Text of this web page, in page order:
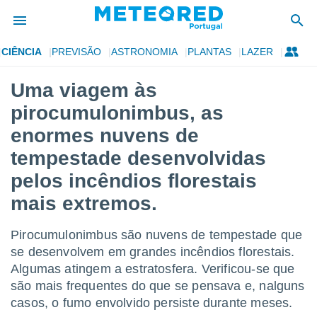
foi
para
as
fornecidas
a este
e
CIÊNCIA PREVISÃO ASTRONOMIA PLANTAS LAZER
Uma viagem às
pirocumulonimbus, as
enormes nuvens de
tempestade desenvolvidas
pelos incêndios florestais
mais extremos.
Pirocumulonimbus são nuvens de tempestade que
se desenvolvem em grandes incêndios florestais.
Algumas atingem a estratosfera. Verificou-se que
são mais frequentes do que se pensava e, nalguns
casos, o fumo envolvido persiste durante meses.